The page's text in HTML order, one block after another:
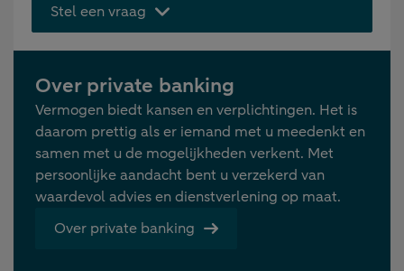
Stel een vraag
Over private banking
Vermogen biedt kansen en verplichtingen. Het is
daarom prettig als er iemand met u meedenkt en
samen met u de mogelijkheden verkent. Met
persoonlijke aandacht bent u verzekerd van
waardevol advies en dienstverlening op maat.
Over private banking